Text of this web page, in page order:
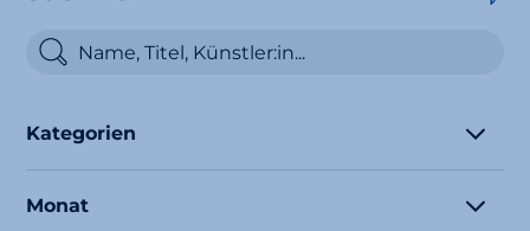
Kategorien
Monat